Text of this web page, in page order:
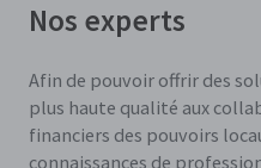
Nos experts
Afin de pouvoir offrir des
plus haute qualité aux
financiers des pouvoirs
connaissances de